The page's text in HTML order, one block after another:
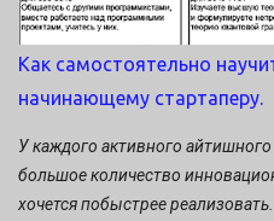
Как самостоятельно
начинающему стартаперу.
У каждого активного айтишного
большое количество
хочется побыстрее